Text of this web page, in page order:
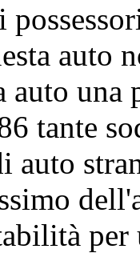
auto
una
tante
auto